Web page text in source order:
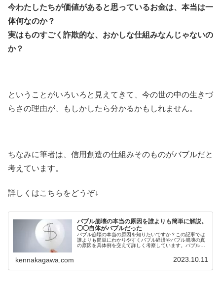
今わたしたちが価値があると思っているお金は、本当は一
体何なのか？
実はものすごく詐欺的な、おかしな仕組みなんじゃないの
か？
ということがいろいろと見えてきて、今の世の中の生きづ
らさの理由が、もしかしたら分かるかもしれません。
ちなみに筆者は、信用創造の仕組みそのものがバブルだと
考えています。
詳しくはこちらをどうぞ↓
バブル崩壊の本当の原因を誰よりも簡単に解説。
◯◯自体がバブルだった
バブル崩壊の本当の原因を知りたいですか？この記事では
誰よりも簡単にわかりやすくバブル経済やバブル崩壊の真
の原因を具体例を交えて詳しく考察しています。バブル崩
kennakagawa.com 2023.10.11